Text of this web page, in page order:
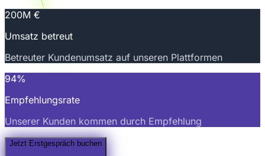
200M €
Umsatz betreut
Betreuter Kundenumsatz auf unseren Plattformen
94%
Empfehlungsrate
Unserer Kunden kommen durch Empfehlung
Jetzt Erstgespräch buchen